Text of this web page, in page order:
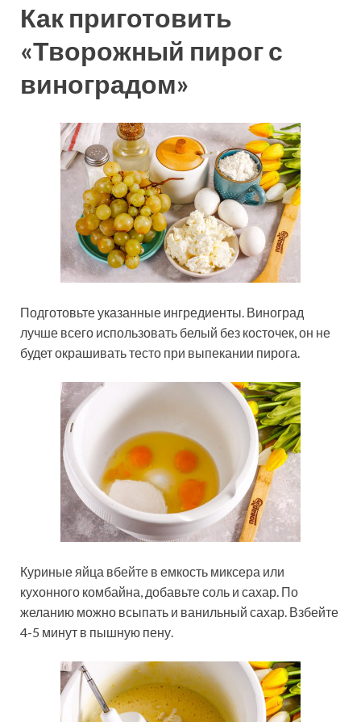
Как приготовить
«Творожный пирог с
виноградом»
Подготовьте указанные ингредиенты. Виноград
лучше всего использовать белый без косточек, он не
будет окрашивать тесто при выпекании пирога.
Куриные яйца вбейте в емкость миксера или
кухонного комбайна, добавьте соль и сахар. По
желанию можно всыпать и ванильный сахар. Взбейте
4-5 минут в пышную пену.